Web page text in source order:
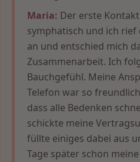
Maria: Der erste
symphatisch und ich rief
an und entschied mich
Zusammenarbeit. Ich
Bauchgefühl. Meine
Telefon war so
dass alle Bedenken
schickte meine
füllte einiges dabei aus
Tage später schon